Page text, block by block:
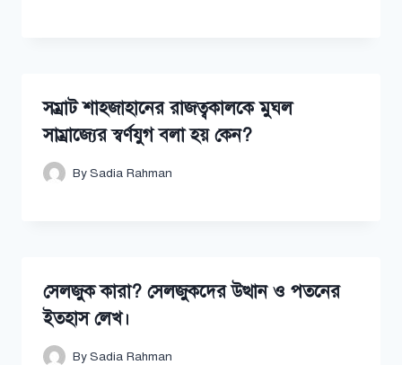
সম্রাট শাহজাহানের রাজত্বকালকে মুঘল
সাম্রাজ্যের স্বর্ণযুগ বলা হয় কেন?
BySadia Rahman
সেলজুক কারা? সেলজুকদের উত্থান ও পতনের
ইতহাস লেখ।
BySadia Rahman